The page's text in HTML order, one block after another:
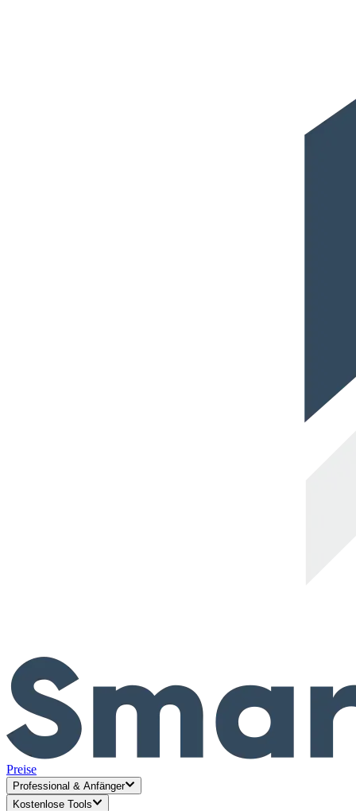
Preise
Professional & Anfänger
Kostenlose Tools